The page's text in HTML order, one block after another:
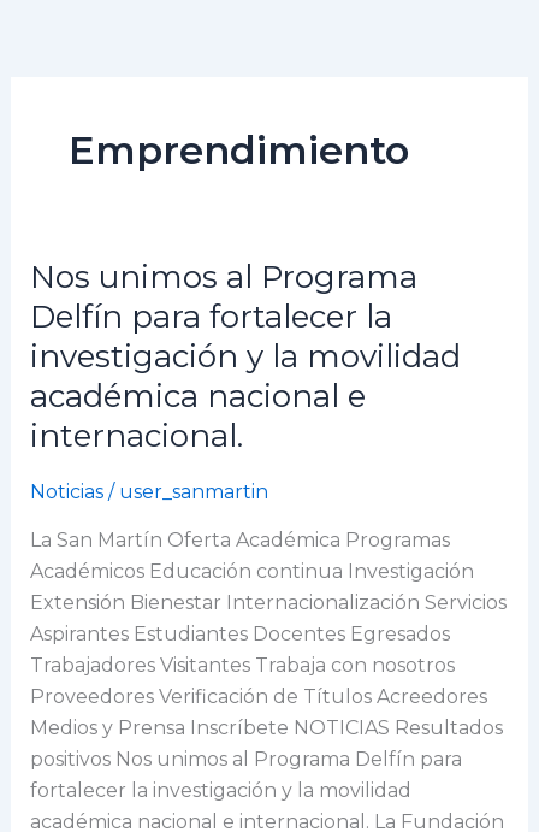
Emprendimiento
Nos unimos al Programa
Delfín para fortalecer la
investigación y la movilidad
académica nacional e
internacional.
Noticias/ user_sanmartin
La San Martín Oferta Académica Programas
Académicos Educación continua Investigación
Extensión Bienestar Internacionalización Servicios
Aspirantes Estudiantes Docentes Egresados
Trabajadores Visitantes Trabaja con nosotros
Proveedores Verificación de Títulos Acreedores
Medios y Prensa Inscríbete NOTICIAS Resultados
positivos Nos unimos al Programa Delfín para
fortalecer la investigación y la movilidad
académica nacional e internacional. La Fundación
Nos
unimos
al
Programa
Delfín
para
la
y
la
movilidad
académica
nacional
e
internacional.